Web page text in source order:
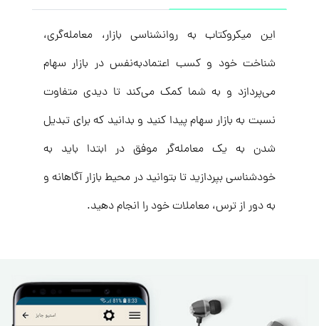
این میکروکتاب به روانشناسی بازار، معامله‌گری،
شناخت خود و کسب اعتماد‌به‌نفس در بازار سهام
می‌پردازد و به شما کمک می‌کند تا دیدی متفاوت
نسبت به بازار سهام پیدا کنید و بدانید که برای تبدیل
شدن به یک معامله‌‌گر موفق در ابتدا باید به
خودشناسی بپردازید تا بتوانید در محیط بازار آگاهانه و
به دور از ترس، معاملات خود را انجام دهید.